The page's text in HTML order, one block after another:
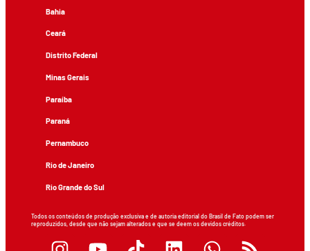
Bahia
Ceará
Distrito Federal
Minas Gerais
Paraíba
Paraná
Pernambuco
Rio de Janeiro
Rio Grande do Sul
Todos os conteúdos de produção exclusiva e de autoria editorial do Brasil de Fato podem ser
reproduzidos, desde que não sejam alterados e que se deem os devidos créditos.